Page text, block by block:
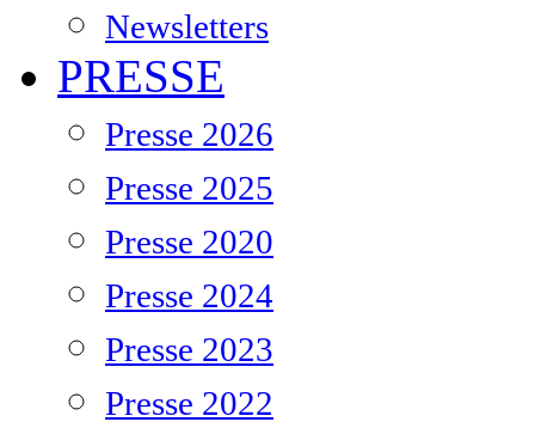
Newsletters
PRESSE
Presse 2026
Presse 2025
Presse 2020
Presse 2024
Presse 2023
Presse 2022